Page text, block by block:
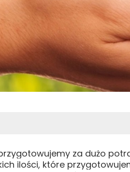
za dużo
ilości, które